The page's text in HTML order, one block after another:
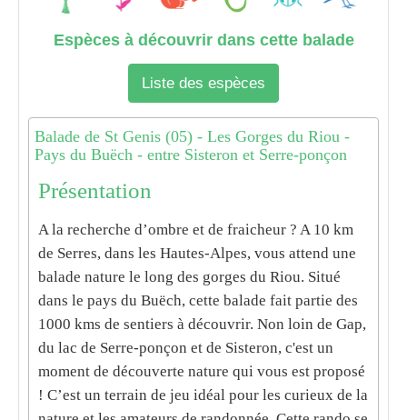
Espèces à découvrir dans cette balade
Liste des espèces
Balade de St Genis (05) - Les Gorges du Riou -
Pays du Buëch - entre Sisteron et Serre-ponçon
Présentation
A la recherche d’ombre et de fraicheur ? A 10 km
de Serres, dans les Hautes-Alpes, vous attend une
balade nature le long des gorges du Riou. Situé
dans le pays du Buëch, cette balade fait partie des
1000 kms de sentiers à découvrir. Non loin de Gap,
du lac de Serre-ponçon et de Sisteron, c'est un
moment de découverte nature qui vous est proposé
! C’est un terrain de jeu idéal pour les curieux de la